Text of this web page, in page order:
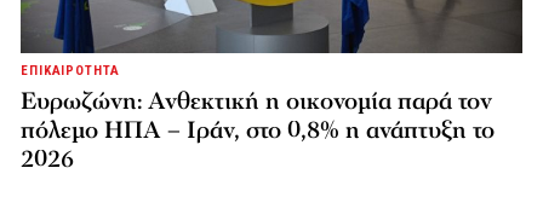
ΕΠΙΚΑΙΡΟΤΗΤΑ
Ευρωζώνη: Ανθεκτική η οικονομία παρά τον
πόλεμο ΗΠΑ – Ιράν, στο 0,8% η ανάπτυξη το
2026